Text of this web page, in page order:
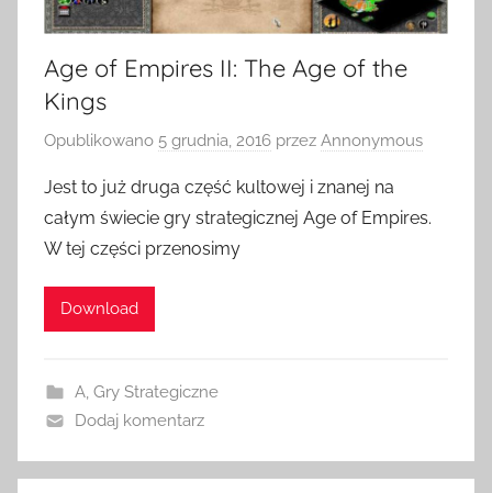
Age of Empires II: The Age of the
Kings
Opublikowano 5 grudnia, 2016 przez Annonymous
Jest to już druga część kultowej i znanej na
całym świecie gry strategicznej Age of Empires.
W tej części przenosimy
Download
A, Gry Strategiczne
Dodaj komentarz